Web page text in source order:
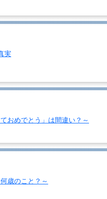
実
おめでとう」は間違い？～
歳のこと？～